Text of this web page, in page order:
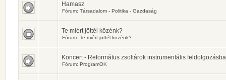
Hamasz
Fórum: Társadalom - Politika - Gazdaság
Te miért jöttél közénk?
Fórum: Te miért jöttél közénk?
Koncert - Református zsoltárok instrumentális
Fórum: ProgramOK